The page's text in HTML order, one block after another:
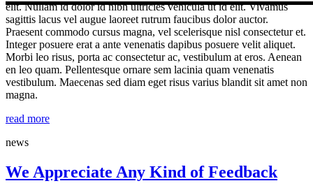
elit. Nullam id dolor id nibh ultricies vehicula ut id elit. Vivamus
sagittis lacus vel augue laoreet rutrum faucibus dolor auctor.
Praesent commodo cursus magna, vel scelerisque nisl consectetur et.
Integer posuere erat a ante venenatis dapibus posuere velit aliquet.
Morbi leo risus, porta ac consectetur ac, vestibulum at eros. Aenean
en leo quam. Pellentesque ornare sem lacinia quam venenatis
vestibulum. Maecenas sed diam eget risus varius blandit sit amet non
magna.
read more
news
We Appreciate Any Kind of Feedback